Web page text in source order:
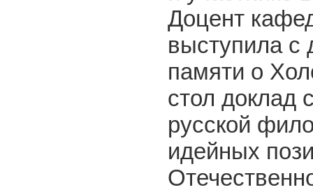
Доцент
выступила с
памяти о
стол доклад
русской
идейных